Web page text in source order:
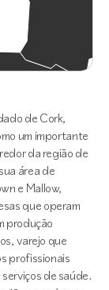
de Cork,
um importante
da região de
área de
e Mallow,
que operam
produção
varejo que
profissionais
de saúde.